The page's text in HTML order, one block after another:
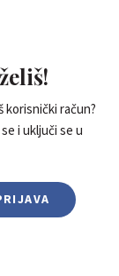
korisnički račun?
i uključi se u